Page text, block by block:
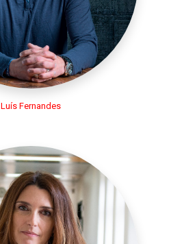
Luís Fernandes